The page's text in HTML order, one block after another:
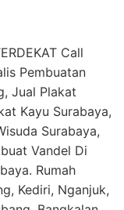
Call
Pembuatan
Jual Plakat
Kayu Surabaya,
Surabaya,
Vandel Di
Rumah
Kediri, Nganjuk,